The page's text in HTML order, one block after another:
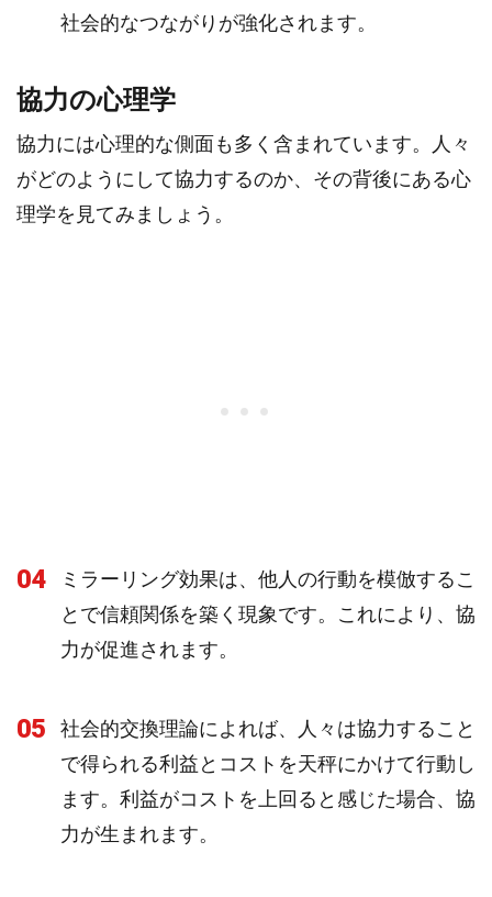
社会的なつながりが強化されます。
協力の心理学
協力には心理的な側面も多く含まれています。人々
がどのようにして協力するのか、その背後にある心
理学を見てみましょう。
04
ミラーリング効果は、他人の行動を模倣するこ
とで信頼関係を築く現象です。これにより、協
力が促進されます。
05
社会的交換理論によれば、人々は協力すること
で得られる利益とコストを天秤にかけて行動し
ます。利益がコストを上回ると感じた場合、協
力が生まれます。